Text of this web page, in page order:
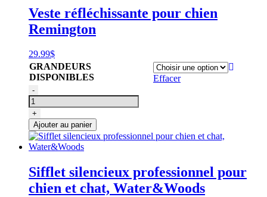
6",
Coastal
Veste réfléchissante pour chien
Remington
29.99$
GRANDEURS
DISPONIBLES
Effacer
quantité
de
Veste
réfléchissante
pour
chien
Remington
-
+
Ajouter au panier
Sifflet silencieux professionnel pour
chien et chat, Water&Woods